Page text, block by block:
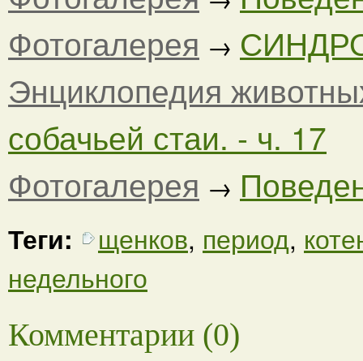
Фотогалерея →
Энциклопедия
собачьей стаи. - ч. 17
Фотогалерея →
Теги: щенков, период,
недельного
Комментарии (0)